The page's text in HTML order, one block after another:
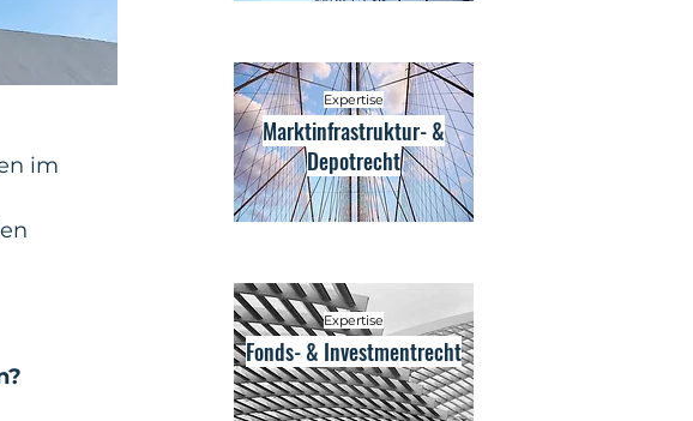
im
Expertise
Marktinfrastruktur- &
Depotrecht
Expertise
Fonds- & Investmentrecht